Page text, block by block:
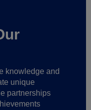
knowledge and
unique
partnerships